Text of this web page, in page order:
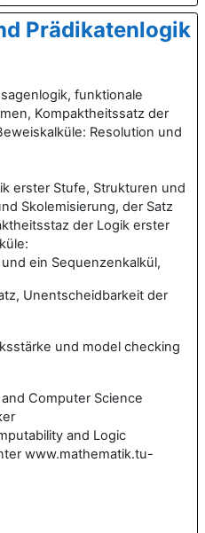
Prädikatenlogik
funktionale
Kompaktheitssatz der
Resolution und
erster Stufe, Strukturen und
Skolemisierung, der Satz
der Logik erster
ein Sequenzenkalkül,
Unentscheidbarkeit der
und model checking
Computer Science
and Logic
www.mathematik.tu-